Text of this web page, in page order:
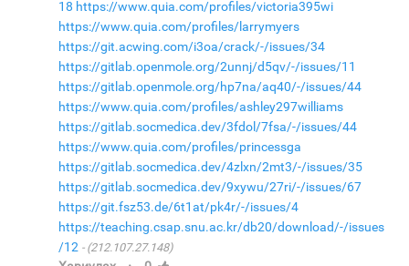
18 https://www.quia.com/profiles/victoria395wi
https://www.quia.com/profiles/larrymyers
https://git.acwing.com/i3oa/crack/-/issues/34
https://gitlab.openmole.org/2unnj/d5qv/-/issues/11
https://gitlab.openmole.org/hp7na/aq40/-/issues/44
https://www.quia.com/profiles/ashley297williams
https://gitlab.socmedica.dev/3fdol/7fsa/-/issues/44
https://www.quia.com/profiles/princessga
https://gitlab.socmedica.dev/4zlxn/2mt3/-/issues/35
https://gitlab.socmedica.dev/9xywu/27ri/-/issues/67
https://git.fsz53.de/6t1at/pk4r/-/issues/4
https://teaching.csap.snu.ac.kr/db20/download/-/issues
/12
(212.107.27.148)